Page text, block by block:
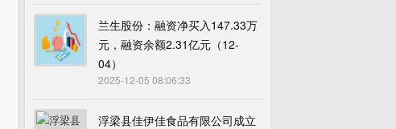
兰生股份：融资净买入147.33万
元，融资余额2.31亿元（12-
04）
2025-12-05 08:06:33
浮梁县佳伊佳食品有限公司成立